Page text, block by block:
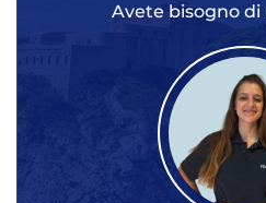
Avete bisogno di